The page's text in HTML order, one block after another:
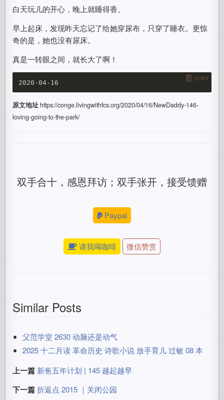
白天玩儿的开心，晚上就睡得香。
早上起床，发现昨天忘记了给她穿尿布，只穿了睡衣。更惊
奇的是，她也没有尿床。
真是一转眼之间，就长大了啊！
COPY
原文地址https://conge.livingwithfcs.org/2020/04/16/NewDaddy-146-
loving-going-to-the-park/
双手合十，感恩拜访；双手张开，接受馈赠
Paypal
请我喝咖啡 微信赞赏
Similar Posts
父范学堂 2630 动脑还是动气
2025 十二月读 革命历史 诗歌小说 放手育儿 过敏 08 本
上一篇 新爸五年计划 | 145 越起越早
下一篇 折返点 2015 ｜关闭公园